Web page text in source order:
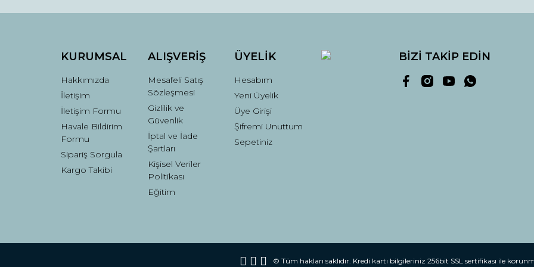
Bu ürüne benzer farklı alternatifler olmalı.
KURUMSAL
Hakkımızda
İletişim
İletişim Formu
Havale Bildirim
Formu
Sipariş Sorgula
Kargo Takibi
ALIŞVERİŞ
Mesafeli Satış
Sözleşmesi
Gizlilik ve
Güvenlik
İptal ve İade
Şartları
Kişisel Veriler
Politikası
Eğitim
ÜYELİK
Hesabım
Yeni Üyelik
Üye Girişi
Şifremi Unuttum
Sepetiniz
BİZİ TAKİP EDİN
© Tüm hakları saklıdır. Kredi kartı bilgileriniz 256bit SSL sertifikası ile